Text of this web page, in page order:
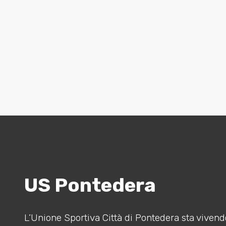
US Pontedera
L’Unione Sportiva Città di Pontedera sta